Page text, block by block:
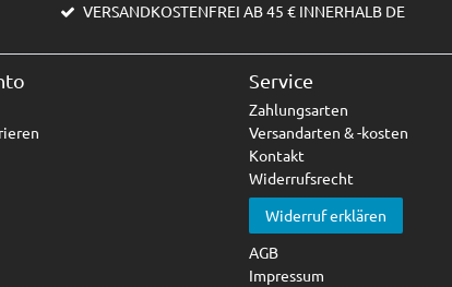
VERSANDKOSTENFREI AB 45 € INNERHALB DE
Service
Zahlungsarten
Versandarten & -kosten
Kontakt
Widerrufsrecht
Widerruf erklären
AGB
Impressum